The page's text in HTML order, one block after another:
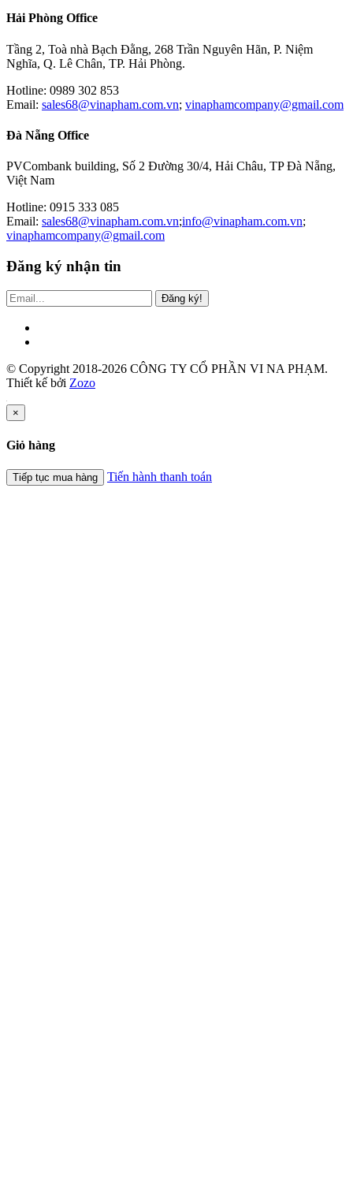
Hải Phòng Office
Tầng 2, Toà nhà Bạch Đằng, 268 Trần Nguyên Hãn, P. Niệm
Nghĩa, Q. Lê Chân, TP. Hải Phòng.
Hotline: 0989 302 853
Email: sales68@vinapham.com.vn; vinaphamcompany@gmail.com
Đà Nẵng Office
PVCombank building, Số 2 Đường 30/4, Hải Châu, TP Đà Nẵng,
Việt Nam
Hotline: 0915 333 085
Email: sales68@vinapham.com.vn;info@vinapham.com.vn;
vinaphamcompany@gmail.com
Đăng ký nhận tin
Đăng ký!
© Copyright 2018-2026 CÔNG TY CỔ PHẦN VI NA PHẠM.
Thiết kế bởi Zozo
×
Giỏ hàng
Tiếp tục mua hàng Tiến hành thanh toán